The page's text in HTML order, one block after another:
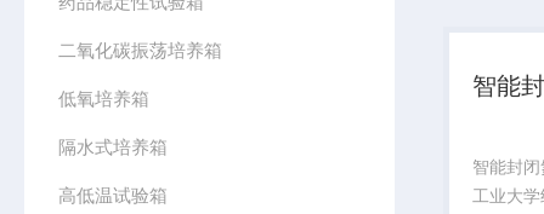
二氧化碳振荡培养箱
低氧培养箱
隔水式培养箱
高低温试验箱
智能
智能封
工业大